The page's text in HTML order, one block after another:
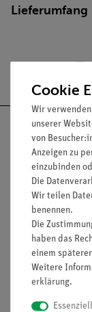
Lieferumfang
Projekte und
Cookie
Wir
unserer
von
Anzeigen zu
einzubinden
Die
Wir teilen
benennen.
Die
haben das
einem
Weitere
erklärung.
Essenziell